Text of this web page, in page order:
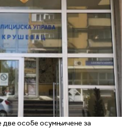
особе осумњичене за